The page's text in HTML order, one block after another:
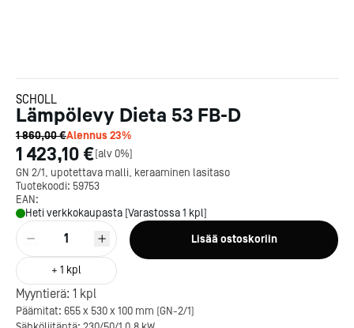
SCHOLL
Lämpölevy Dieta 53 FB-D
1 860,00 €Alennus23%
1 423,10 €[alv 0%]
GN 2/1, upotettava malli, keraaminen lasitaso
Tuotekoodi: 59753
EAN:
Heti verkkokaupasta [Varastossa 1 kpl]
1
+ 1 kpl
Lisää ostoskoriin
Myyntierä: 1 kpl
Päämitat: 655 x 530 x 100 mm (GN-2/1)